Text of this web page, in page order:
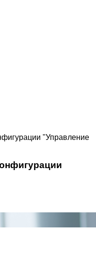
"Управление